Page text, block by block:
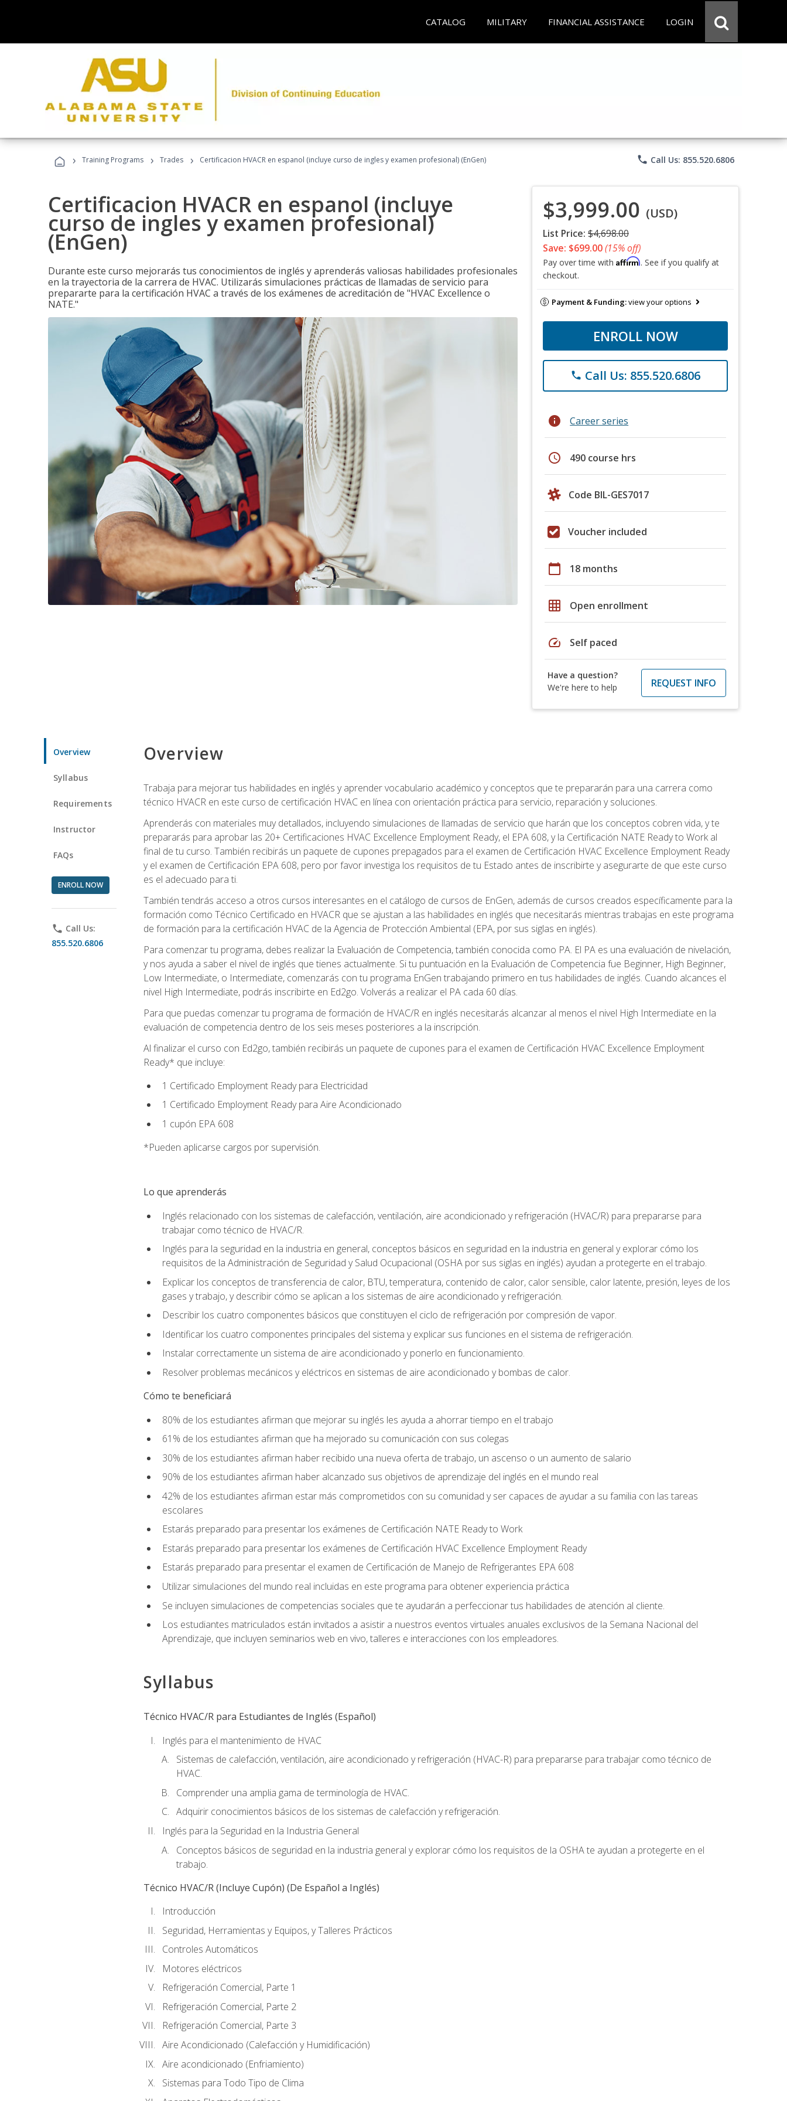
CATALOG MILITARY FINANCIAL ASSISTANCE LOGIN
› Training Programs › Trades › Certificacion HVACR en espanol (incluye curso de ingles y examen profesional) (EnGen) phone Call Us: 855.520.6806
Certificacion HVACR en espanol (incluye
curso de ingles y examen profesional)
(EnGen)
Durante este curso mejorarás tus conocimientos de inglés y aprenderás valiosas habilidades profesionales
en la trayectoria de la carrera de HVAC. Utilizarás simulaciones prácticas de llamadas de servicio para
prepararte para la certificación HVAC a través de los exámenes de acreditación de "HVAC Excellence o
NATE."
$3,999.00 (USD)
List Price: $4,698.00
Save: $699.00(15% off)
Pay over time with Affirm. See if you qualify at
checkout.
Payment & Funding:view your options
ENROLL NOW
phone Call Us: 855.520.6806
info Career series
schedule 490 course hrs
Code BIL-GES7017
Voucher included
calendar_today 18 months
grid_on Open enrollment
speed Self paced
Have a question?
We're here to help
REQUEST INFO
Overview
Syllabus
Requirements
Instructor
FAQs
ENROLL NOW
phone Call Us:
855.520.6806
Overview
Trabaja para mejorar tus habilidades en inglés y aprender vocabulario académico y conceptos que te prepararán para una carrera como
técnico HVACR en este curso de certificación HVAC en línea con orientación práctica para servicio, reparación y soluciones.
Aprenderás con materiales muy detallados, incluyendo simulaciones de llamadas de servicio que harán que los conceptos cobren vida, y te
prepararás para aprobar las 20+ Certificaciones HVAC Excellence Employment Ready, el EPA 608, y la Certificación NATE Ready to Work al
final de tu curso. También recibirás un paquete de cupones prepagados para el examen de Certificación HVAC Excellence Employment Ready
y el examen de Certificación EPA 608, pero por favor investiga los requisitos de tu Estado antes de inscribirte y asegurarte de que este curso
es el adecuado para ti.
También tendrás acceso a otros cursos interesantes en el catálogo de cursos de EnGen, además de cursos creados específicamente para la
formación como Técnico Certificado en HVACR que se ajustan a las habilidades en inglés que necesitarás mientras trabajas en este programa
de formación para la certificación HVAC de la Agencia de Protección Ambiental (EPA, por sus siglas en inglés).
Para comenzar tu programa, debes realizar la Evaluación de Competencia, también conocida como PA. El PA es una evaluación de nivelación,
y nos ayuda a saber el nivel de inglés que tienes actualmente. Si tu puntuación en la Evaluación de Competencia fue Beginner, High Beginner,
Low Intermediate, o Intermediate, comenzarás con tu programa EnGen trabajando primero en tus habilidades de inglés. Cuando alcances el
nivel High Intermediate, podrás inscribirte en Ed2go. Volverás a realizar el PA cada 60 días.
Para que puedas comenzar tu programa de formación de HVAC/R en inglés necesitarás alcanzar al menos el nivel High Intermediate en la
evaluación de competencia dentro de los seis meses posteriores a la inscripción.
Al finalizar el curso con Ed2go, también recibirás un paquete de cupones para el examen de Certificación HVAC Excellence Employment
Ready* que incluye:
1 Certificado Employment Ready para Electricidad
1 Certificado Employment Ready para Aire Acondicionado
1 cupón EPA 608
*Pueden aplicarse cargos por supervisión.
Lo que aprenderás
Inglés relacionado con los sistemas de calefacción, ventilación, aire acondicionado y refrigeración (HVAC/R) para prepararse para
trabajar como técnico de HVAC/R.
Inglés para la seguridad en la industria en general, conceptos básicos en seguridad en la industria en general y explorar cómo los
requisitos de la Administración de Seguridad y Salud Ocupacional (OSHA por sus siglas en inglés) ayudan a protegerte en el trabajo.
Explicar los conceptos de transferencia de calor, BTU, temperatura, contenido de calor, calor sensible, calor latente, presión, leyes de los
gases y trabajo, y describir cómo se aplican a los sistemas de aire acondicionado y refrigeración.
Describir los cuatro componentes básicos que constituyen el ciclo de refrigeración por compresión de vapor.
Identificar los cuatro componentes principales del sistema y explicar sus funciones en el sistema de refrigeración.
Instalar correctamente un sistema de aire acondicionado y ponerlo en funcionamiento.
Resolver problemas mecánicos y eléctricos en sistemas de aire acondicionado y bombas de calor.
Cómo te beneficiará
80% de los estudiantes afirman que mejorar su inglés les ayuda a ahorrar tiempo en el trabajo
61% de los estudiantes afirman que ha mejorado su comunicación con sus colegas
30% de los estudiantes afirman haber recibido una nueva oferta de trabajo, un ascenso o un aumento de salario
90% de los estudiantes afirman haber alcanzado sus objetivos de aprendizaje del inglés en el mundo real
42% de los estudiantes afirman estar más comprometidos con su comunidad y ser capaces de ayudar a su familia con las tareas
escolares
Estarás preparado para presentar los exámenes de Certificación NATE Ready to Work
Estarás preparado para presentar los exámenes de Certificación HVAC Excellence Employment Ready
Estarás preparado para presentar el examen de Certificación de Manejo de Refrigerantes EPA 608
Utilizar simulaciones del mundo real incluidas en este programa para obtener experiencia práctica
Se incluyen simulaciones de competencias sociales que te ayudarán a perfeccionar tus habilidades de atención al cliente.
Los estudiantes matriculados están invitados a asistir a nuestros eventos virtuales anuales exclusivos de la Semana Nacional del
Aprendizaje, que incluyen seminarios web en vivo, talleres e interacciones con los empleadores.
Syllabus
Técnico HVAC/R para Estudiantes de Inglés (Español)
Inglés para el mantenimiento de HVAC
Sistemas de calefacción, ventilación, aire acondicionado y refrigeración (HVAC-R) para prepararse para trabajar como técnico de
HVAC.
Comprender una amplia gama de terminología de HVAC.
Adquirir conocimientos básicos de los sistemas de calefacción y refrigeración.
Inglés para la Seguridad en la Industria General
Conceptos básicos de seguridad en la industria general y explorar cómo los requisitos de la OSHA te ayudan a protegerte en el
trabajo.
Técnico HVAC/R (Incluye Cupón) (De Español a Inglés)
Introducción
Seguridad, Herramientas y Equipos, y Talleres Prácticos
Controles Automáticos
Motores eléctricos
Refrigeración Comercial, Parte 1
Refrigeración Comercial, Parte 2
Refrigeración Comercial, Parte 3
Aire Acondicionado (Calefacción y Humidificación)
Aire acondicionado (Enfriamiento)
Sistemas para Todo Tipo de Clima